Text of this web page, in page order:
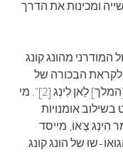
ומכינות את הדרך
מהונג קונג
לקראת הבכורה של
היצירה "האגדה של [המלך] לַאן לִינְג [2]". מי
אומנויות
הִינְג צַ'אוֹ, מייסד
שוּ של הונג קונג.